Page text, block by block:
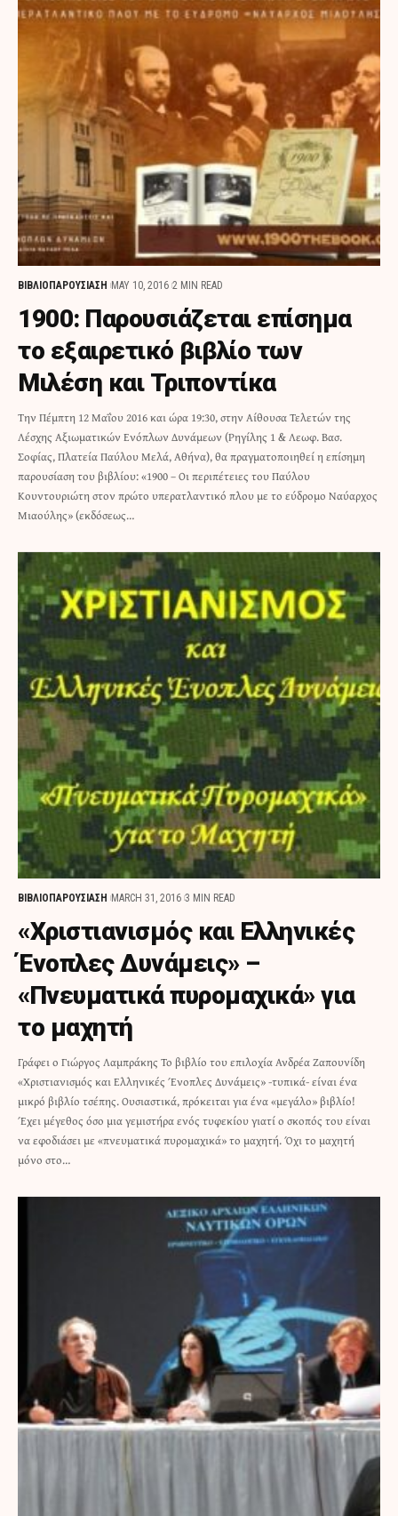
ΒΙΒΛΙΟΠΑΡΟΥΣΙΑΣΗ MAY 10, 2016 2 MIN READ
1900: Παρουσιάζεται επίσημα
το εξαιρετικό βιβλίο των
Μιλέση και Τριποντίκα
Tην Πέμπτη 12 Μαΐου 2016 και ώρα 19:30, στην Αίθουσα Τελετών της
Λέσχης Αξιωματικών Ενόπλων Δυνάμεων (Ρηγίλης 1 & Λεωφ. Βασ.
Σοφίας, Πλατεία Παύλου Μελά, Αθήνα), θα πραγματοποιηθεί η επίσημη
παρουσίαση του βιβλίου: «1900 – Οι περιπέτειες του Παύλου
Κουντουριώτη στον πρώτο υπερατλαντικό πλου με το εύδρομο Ναύαρχος
Μιαούλης» (εκδόσεως…
ΒΙΒΛΙΟΠΑΡΟΥΣΙΑΣΗ MARCH 31, 2016 3 MIN READ
«Χριστιανισμός και Ελληνικές
Ένοπλες Δυνάμεις» –
«Πνευματικά πυρομαχικά» για
το μαχητή
Γράφει ο Γιώργος Λαμπράκης Το βιβλίο του επιλοχία Ανδρέα Ζαπουνίδη
«Χριστιανισμός και Ελληνικές Ένοπλες Δυνάμεις» -τυπικά- είναι ένα
μικρό βιβλίο τσέπης. Ουσιαστικά, πρόκειται για ένα «μεγάλο» βιβλίο!
Έχει μέγεθος όσο μια γεμιστήρα ενός τυφεκίου γιατί ο σκοπός του είναι
να εφοδιάσει με «πνευματικά πυρομαχικά» το μαχητή. Όχι το μαχητή
μόνο στο…